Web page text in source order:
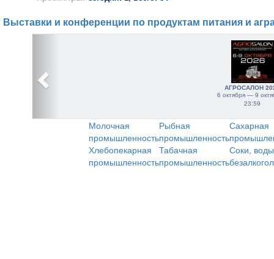
Выставки и конференции по продуктам питания и
АГРОСАЛОН
6 октября — 9
23:59
Молочная
промышленность
Рыбная
промышленность
Сахарная
Хлебопекарная
промышленность
Табачная
промышленность
Соки,